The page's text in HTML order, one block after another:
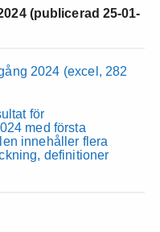
(publicerad 25-01-
2024 (excel, 282
för
med första
innehåller flera
definitioner